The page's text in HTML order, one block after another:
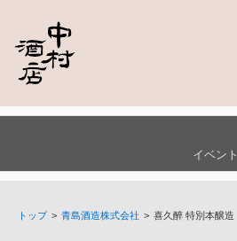
イベント
トップ > 青島酒造株式会社 > 喜久醉 特別本醸造